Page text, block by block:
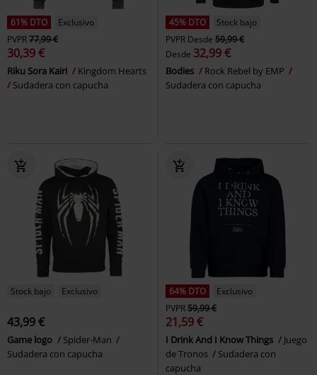
61% DTO
Exclusivo
PVPR77,99 €
30,39 €
Riku Sora Kairi
Kingdom Hearts
Sudadera con capucha
45% DTO
Stock bajo
PVPR Desde 59,99 €
Desde 32,99 €
Bodies
Rock Rebel by EMP
Sudadera con capucha
Stock bajo Exclusivo
43,99 €
Game logo
Spider-Man
Sudadera con capucha
64% DTO
Exclusivo
PVPR59,99 €
21,59 €
I Drink And I Know Things
Juego
de Tronos
Sudadera con
capucha